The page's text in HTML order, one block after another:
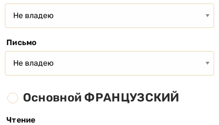
Письмо
Основной ФРАНЦУЗСКИЙ
Чтение